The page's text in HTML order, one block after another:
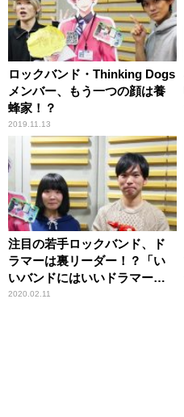
ロックバンド・Thinking Dogs
メンバー、もう一つの顔は養
蜂家！？
2019.11.13
注目の若手ロックバンド、ド
ラマーは裏リーダー！？「い
いバンドにはいいドラマーが
いる」
2020.02.11